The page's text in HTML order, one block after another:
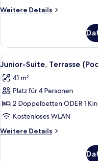
Weitere Details
Weitere
Suite
(Pure
Wellness)
Alle
Fotos
für
Junior-
Suite,
Terrasse
(Pool
Access)
5
Junior-Suite, Terrasse
41 m²
Platz für 4 Personen
2 Doppelbetten ODER 1
Kostenloses WLAN
Weitere Details
Weitere